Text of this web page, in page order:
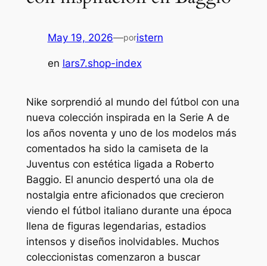
May 19, 2026—poristern
en lars7.shop-index
Nike sorprendió al mundo del fútbol con una
nueva colección inspirada en la Serie A de
los años noventa y uno de los modelos más
comentados ha sido la camiseta de la
Juventus con estética ligada a Roberto
Baggio. El anuncio despertó una ola de
nostalgia entre aficionados que crecieron
viendo el fútbol italiano durante una época
llena de figuras legendarias, estadios
intensos y diseños inolvidables. Muchos
coleccionistas comenzaron a buscar